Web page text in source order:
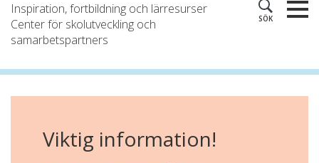
Inspiration, fortbildning och lärresurser
Center för skolutveckling och
samarbetspartners
SÖK
Viktig information!